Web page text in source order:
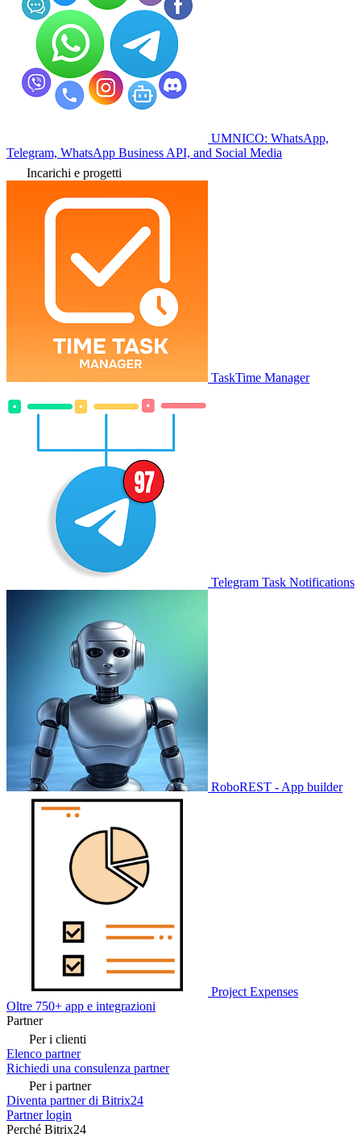
UMNICO: WhatsApp,
Telegram, WhatsApp Business API, and Social Media
Incarichi e progetti
TaskTime Manager
Telegram Task Notifications
RoboREST - App builder
Project Expenses
Oltre 750+ app e integrazioni
Partner
Per i clienti
Elenco partner
Richiedi una consulenza partner
Per i partner
Diventa partner di Bitrix24
Partner login
Perché Bitrix24